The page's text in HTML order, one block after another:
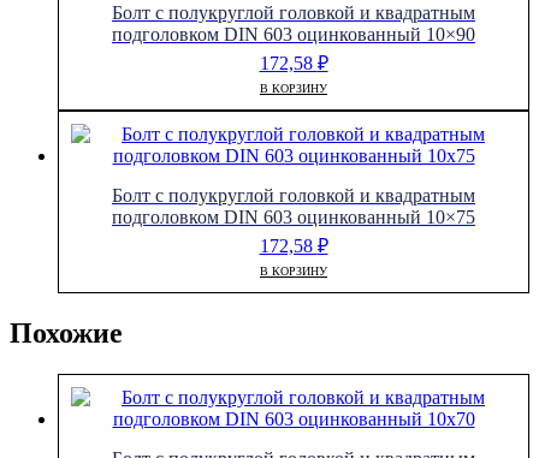
Болт с полукруглой головкой и квадратным
подголовком DIN 603 оцинкованный 10×90
172,58 ₽
В КОРЗИНУ
Болт с полукруглой головкой и квадратным
подголовком DIN 603 оцинкованный 10×75
172,58 ₽
В КОРЗИНУ
Похожие